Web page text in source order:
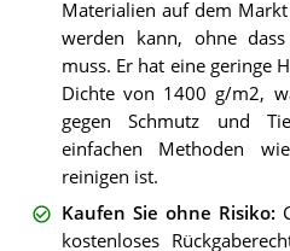
Materialien auf dem
werden kann, ohne
muss. Er hat eine geringe
Dichte von 1400 g/m2,
gegen Schmutz und
einfachen Methoden
reinigen ist.
Kaufen Sie ohne Risiko:
kostenloses